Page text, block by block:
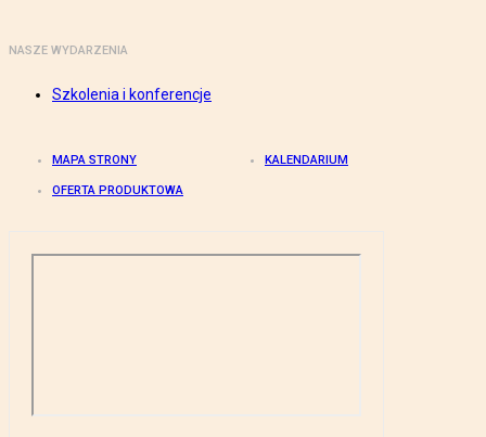
NASZE WYDARZENIA
Szkolenia i konferencje
MAPA STRONY KALENDARIUM
OFERTA PRODUKTOWA